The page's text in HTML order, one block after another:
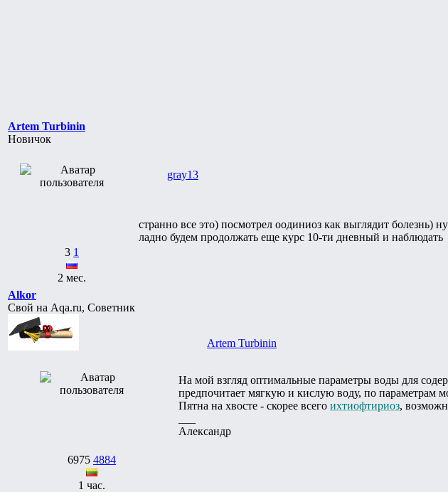
Artem Turbinin
Новичок
3 1
2 мес.
gray13
странно все это) посмотрел оодиниоз как выглядит болезнь)
ладно будем продолжать еще курс 10-ти дневный и наблюдать
Alkor
Свой на Aqa.ru, Советник
6975 4884
1 час.
Artem Turbinin
На мой взгляд оптимальные параметры воды для
предпочитает мягкую и кислую воду, по параметрам
Пятна на хвосте - скорее всего ихтиофтириоз,
Александр